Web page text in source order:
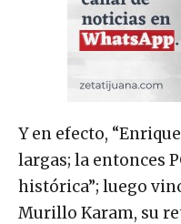
Y en efecto,
largas; la entonces
histórica”; luego
Murillo Karam, su